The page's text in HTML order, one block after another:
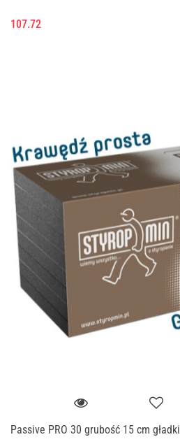
107.72
Passive PRO 30 grubość 15 cm gładki